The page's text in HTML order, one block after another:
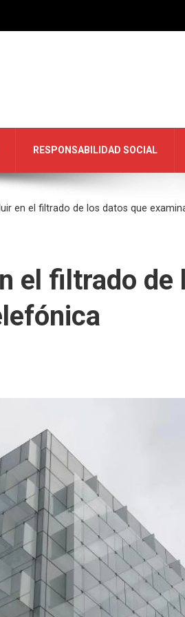
RESPONSABILIDAD SOCIAL
en el filtrado de los datos que
el filtrado de